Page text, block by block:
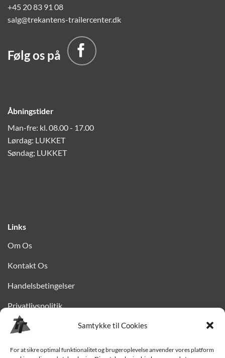
Samtykke til Cookies
For at sikre optimal funktionalitet og brugeroplevelse anvender vores platform
+45 20 83 91 08
salg@trekantens-trailercenter.dk
Følg os på
Åbningstider
Man-fre: kl. 08.00 - 17.00
Lørdag: LUKKET
Søndag; LUKKET
Links
Om Os
Kontakt Os
Handelsbetingelser
Privatlivspolitik
Finansiering
Levering til Sjælland